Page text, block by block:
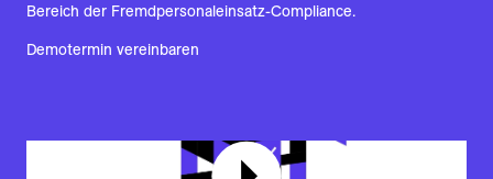
Bereich der Fremdpersonaleinsatz-Compliance.
Demotermin vereinbaren